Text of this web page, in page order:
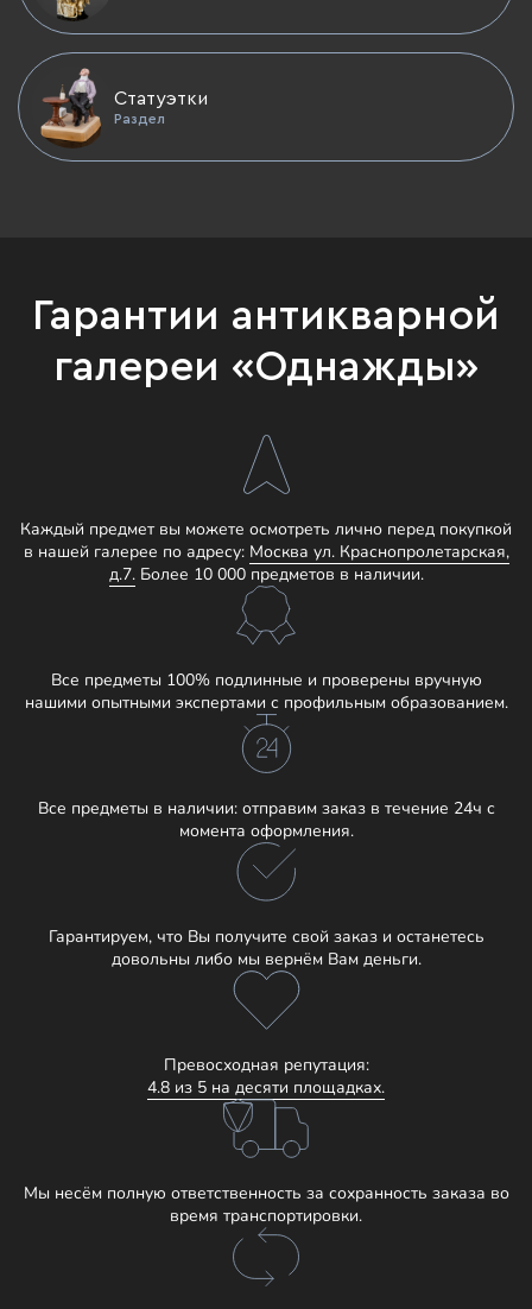
Статуэтки
Раздел
Гарантии антикварной
галереи «Однажды»
Каждый предмет вы можете осмотреть лично перед покупкой
в нашей галерее по адресу: Москва ул. Краснопролетарская,
д.7.Более 10 000 предметов в наличии.
Все предметы 100% подлинные и проверены вручную
нашими опытными экспертами с профильным образованием.
Все предметы в наличии: отправим заказ в течение 24ч с
момента оформления.
Гарантируем, что Вы получите свой заказ и останетесь
довольны либо мы вернём Вам деньги.
Превосходная репутация:
4.8 из 5 на десяти площадках.
Мы несём полную ответственность за сохранность заказа во
время транспортировки.